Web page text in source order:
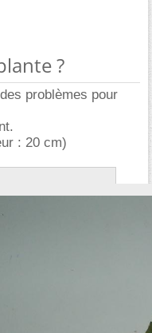
?
problèmes pour
: 20 cm)